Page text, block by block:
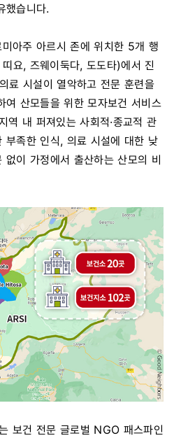
했습니다.
아주 아르시 존에 위치한 5개 행
요, 즈웨이둑다, 도도타)에서 진
료 시설이 열악하고 전문 훈련을
여 산모들을 위한 모자보건 서비스
역 내 퍼져있는 사회적·종교적 관
부족한 인식, 의료 시설에 대한 낮
없이 가정에서 출산하는 산모의 비
보건 전문 글로벌 NGO 패스파인